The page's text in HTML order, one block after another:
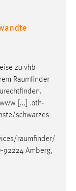
zu vhb
Raumfinder
[...] .oth-
schwarzes-
raumfinder/
92224 Amberg,